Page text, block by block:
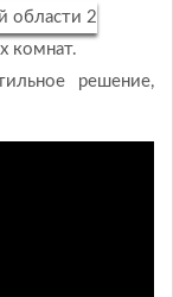
комнат.
решение,